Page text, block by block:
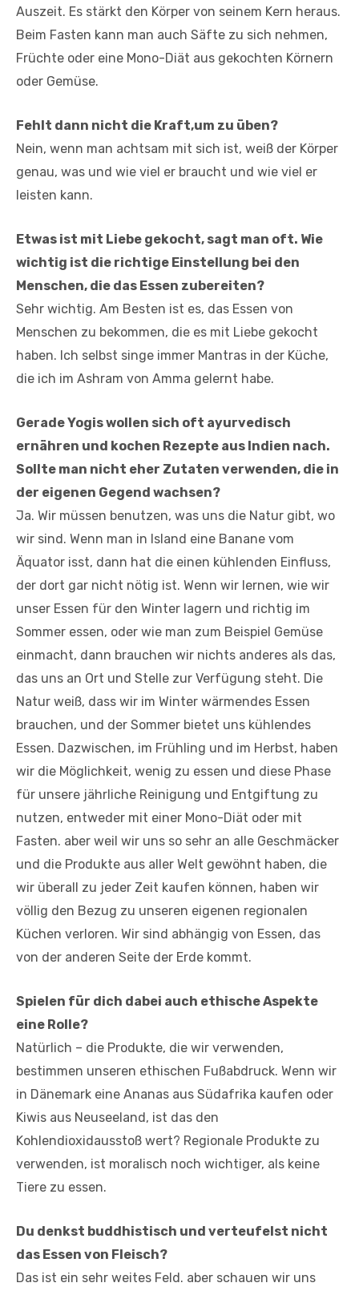
Auszeit. Es stärkt den Körper von seinem Kern heraus.
Beim Fasten kann man auch Säfte zu sich nehmen,
Früchte oder eine Mono-Diät aus gekochten Körnern
oder Gemüse.
Fehlt dann nicht die Kraft,um zu üben?
Nein, wenn man achtsam mit sich ist, weiß der Körper
genau, was und wie viel er braucht und wie viel er
leisten kann.
Etwas ist mit Liebe gekocht, sagt man oft. Wie
wichtig ist die richtige Einstellung bei den
Menschen, die das Essen zubereiten?
Sehr wichtig. Am Besten ist es, das Essen von
Menschen zu bekommen, die es mit Liebe gekocht
haben. Ich selbst singe immer Mantras in der Küche,
die ich im Ashram von Amma gelernt habe.
Gerade Yogis wollen sich oft ayurvedisch
ernähren und kochen Rezepte aus Indien nach.
Sollte man nicht eher Zutaten verwenden, die in
der eigenen Gegend wachsen?
Ja. Wir müssen benutzen, was uns die Natur gibt, wo
wir sind. Wenn man in Island eine Banane vom
Äquator isst, dann hat die einen kühlenden Einfluss,
der dort gar nicht nötig ist. Wenn wir lernen, wie wir
unser Essen für den Winter lagern und richtig im
Sommer essen, oder wie man zum Beispiel Gemüse
einmacht, dann brauchen wir nichts anderes als das,
das uns an Ort und Stelle zur Verfügung steht. Die
Natur weiß, dass wir im Winter wärmendes Essen
brauchen, und der Sommer bietet uns kühlendes
Essen. Dazwischen, im Frühling und im Herbst, haben
wir die Möglichkeit, wenig zu essen und diese Phase
für unsere jährliche Reinigung und Entgiftung zu
nutzen, entweder mit einer Mono-Diät oder mit
Fasten. aber weil wir uns so sehr an alle Geschmäcker
und die Produkte aus aller Welt gewöhnt haben, die
wir überall zu jeder Zeit kaufen können, haben wir
völlig den Bezug zu unseren eigenen regionalen
Küchen verloren. Wir sind abhängig von Essen, das
von der anderen Seite der Erde kommt.
Spielen für dich dabei auch ethische Aspekte
eine Rolle?
Natürlich – die Produkte, die wir verwenden,
bestimmen unseren ethischen Fußabdruck. Wenn wir
in Dänemark eine Ananas aus Südafrika kaufen oder
Kiwis aus Neuseeland, ist das den
Kohlendioxidausstoß wert? Regionale Produkte zu
verwenden, ist moralisch noch wichtiger, als keine
Tiere zu essen.
Du denkst buddhistisch und verteufelst nicht
das Essen von Fleisch?
Das ist ein sehr weites Feld. aber schauen wir uns